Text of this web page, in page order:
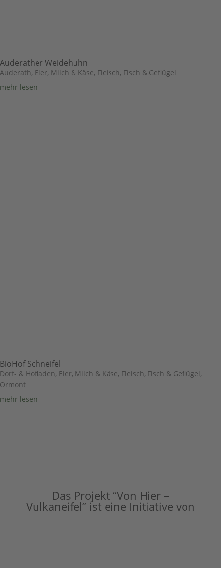
Auderather Weidehuhn
Auderath, Eier, Milch & Käse, Fleisch, Fisch & Geflügel
mehr lesen
BioHof Schneifel
Dorf- & Hofladen, Eier, Milch & Käse, Fleisch, Fisch & Geflügel,
Ormont
mehr lesen
Das Projekt “Von Hier –
Vulkaneifel” ist eine Initiative von